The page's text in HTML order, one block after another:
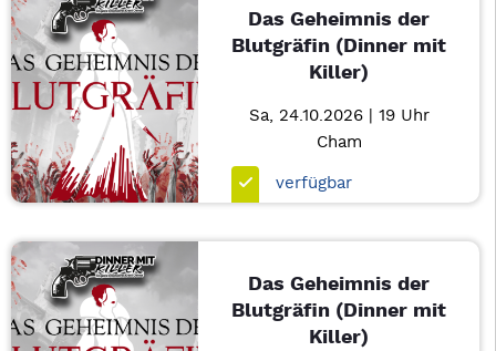
Das Geheimnis der
Blutgräfin (Dinner mit
Killer)
Sa, 24.10.2026 | 19 Uhr
Cham
verfügbar
Das Geheimnis der
Blutgräfin (Dinner mit
Killer)